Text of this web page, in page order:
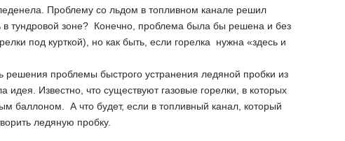
Проблему со льдом в топливном канале решил
в тундровой зоне? Конечно, проблема была бы решена и без
под курткой), но как быть, если горелка нужна «здесь и
решения проблемы быстрого устранения ледяной пробки из
идея. Известно, что существуют газовые горелки, в которых
баллоном. А что будет, если в топливный канал, который
ледяную пробку.